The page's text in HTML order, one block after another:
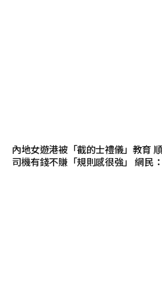
內地女遊港被「截的士禮儀」教育
司機有錢不賺「規則感很強」 網民